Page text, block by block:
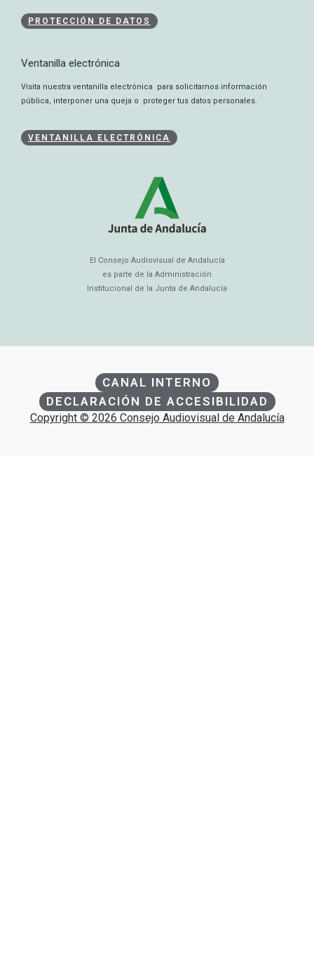
PROTECCIÓN DE DATOS
Ventanilla electrónica
Visita nuestra ventanilla electrónica para solicitarnos información
pública, interponer una queja o proteger tus datos personales.
VENTANILLA ELECTRÓNICA
El Consejo Audiovisual de Andalucía
es parte de la Administración
Institucional de la Junta de Andalucía
CANAL INTERNO
DECLARACIÓN DE ACCESIBILIDAD
Copyright © 2026 Consejo Audiovisual de Andalucía